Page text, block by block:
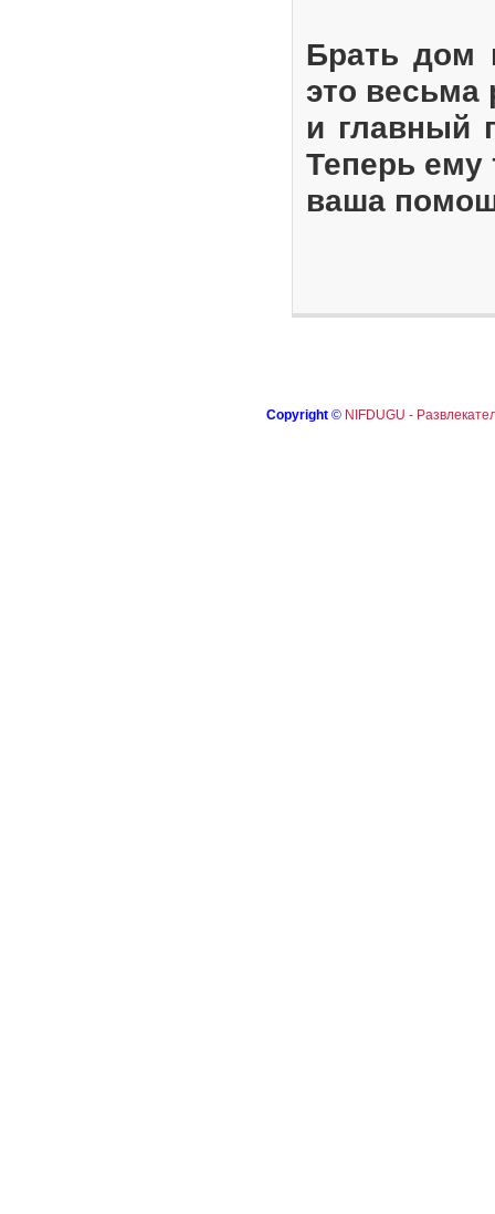
Брать дом
это весьма
и главный
Теперь ему
ваша
Copyright © NIFDUGU -